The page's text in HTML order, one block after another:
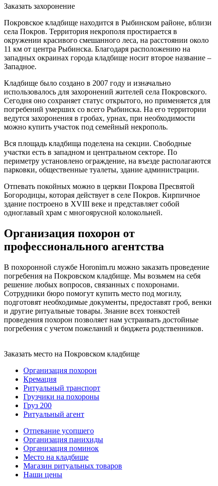
Заказать захоронение
Покровское кладбище находится в Рыбинском районе, вблизи
села Покров. Территория некрополя простирается в
окружении красивого смешанного леса, на расстоянии около
11 км от центра Рыбинска. Благодаря расположению на
западных окраинах города кладбище носит второе название –
Западное.
Кладбище было создано в 2007 году и изначально
использовалось для захоронений жителей села Покровского.
Сегодня оно сохраняет статус открытого, но применяется для
погребений умерших со всего Рыбинска. На его территории
ведутся захоронения в гробах, урнах, при необходимости
можно купить участок под семейный некрополь.
Вся площадь кладбища поделена на секции. Свободные
участки есть в западном и центральном секторе. По
периметру установлено ограждение, на въезде располагаются
парковки, общественные туалеты, здание администрации.
Отпевать покойных можно в церкви Покрова Пресвятой
Богородицы, которая действует в селе Покров. Кирпичное
здание построено в XVIII веке и представляет собой
одноглавый храм с многоярусной колокольней.
Организация похорон от
профессионального агентства
В похоронной службе Horonim.ru можно заказать проведение
погребения на Покровском кладбище. Мы возьмем на себя
решение любых вопросов, связанных с похоронами.
Сотрудники бюро помогут купить место под могилу,
подготовят необходимые документы, предоставят гроб, венки
и другие ритуальные товары. Знание всех тонкостей
проведения похорон позволяет нам устраивать достойные
погребения с учетом пожеланий и бюджета родственников.
Заказать место на Покровском кладбище
Организация похорон
Кремация
Ритуальный транспорт
Грузчики на похороны
Груз 200
Ритуальный агент
Отпевание усопшего
Организация панихиды
Организация поминок
Место на кладбище
Магазин ритуальных товаров
Наши цены